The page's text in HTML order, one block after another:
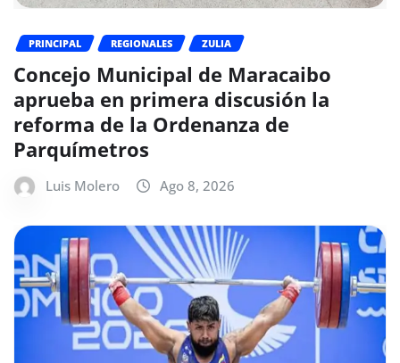
PRINCIPAL REGIONALES ZULIA
Concejo Municipal de Maracaibo
aprueba en primera discusión la
reforma de la Ordenanza de
Parquímetros
Luis Molero Ago 8, 2026